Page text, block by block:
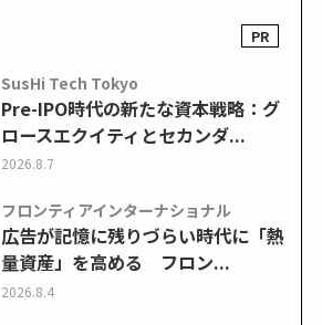
SusHi Tech Tokyo
Pre-IPO時代の新たな資本戦略：グ
ロースエクイティとセカンダ...
2026.8.7
フロンティアインターナショナル
広告が記憶に残りづらい時代に「熱
量資産」を高める フロン...
2026.8.4